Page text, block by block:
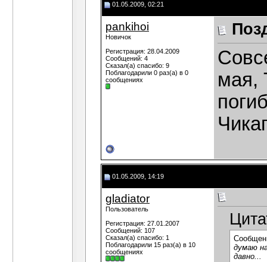
01.05.2009, 02:21
pankihoi
Новичок
Регистрация: 28.04.2009
Сообщений: 4
Сказал(а) спасибо: 9
Поблагодарили 0 раз(а) в 0
сообщениях
мая,
01.05.2009, 14:19
gladiator
Пользователь
Регистрация: 27.01.2007
Сообщений: 107
Сказал(а) спасибо: 1
Поблагодарили 15 раз(а) в 10
сообщениях
думаю
давно...